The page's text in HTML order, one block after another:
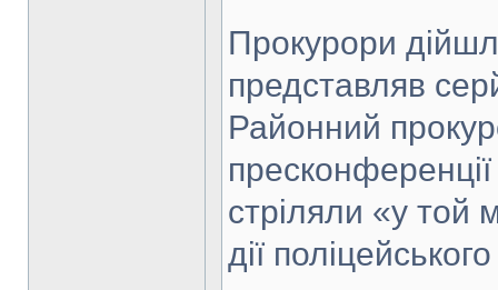
Прокурори
представляв
Районний
стріляли «у той
дії